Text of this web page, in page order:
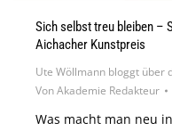
Sich selbst treu bleiben –
Aichacher Kunstpreis
Ute Wöllmann bloggt über
VonAkademie Redakteur
Was macht man neu